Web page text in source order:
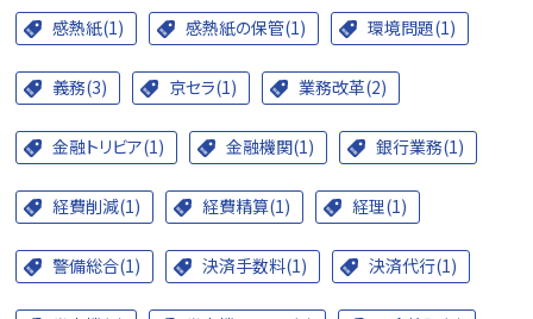
感熱紙(1) 感熱紙の保管(1) 環境問題(1)
義務(3) 京セラ(1) 業務改革(2)
金融トリビア(1) 金融機関(1) 銀行業務(1)
経費削減(1) 経費精算(1) 経理(1)
警備総合(1) 決済手数料(1) 決済代行(1)